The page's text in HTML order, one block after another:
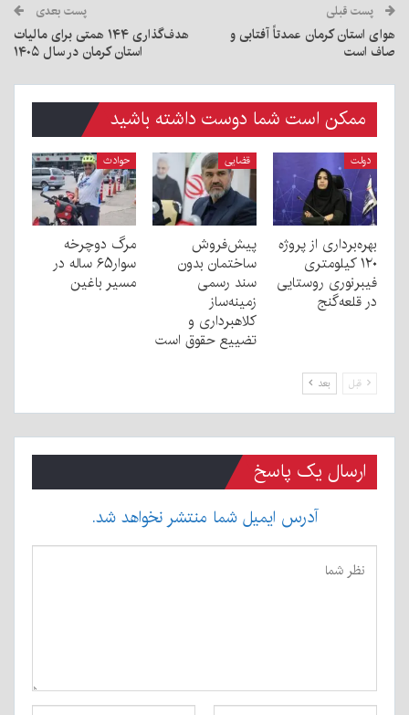
پست قبلی
هوای استان کرمان عمدتاً آفتابی و
صاف است
پست بعدی
هدف‌گذاری ۱۴۴ همتی برای مالیات
استان کرمان در سال ۱۴۰۵
ممکن است شما دوست داشته باشید
دولت
بهره‌برداری از پروژه
۱۲۰ کیلومتری
فیبرنوری روستایی
در قلعه‌گنج
قضایی
پیش‌فروش
ساختمان بدون
سند رسمی
زمینه‌ساز
کلاهبرداری و
تضییع حقوق است
حوادث
مرگ دوچرخه
سوار۶۵ ساله در
مسیر باغین
قبل بعد
ارسال یک پاسخ
آدرس ایمیل شما منتشر نخواهد شد.